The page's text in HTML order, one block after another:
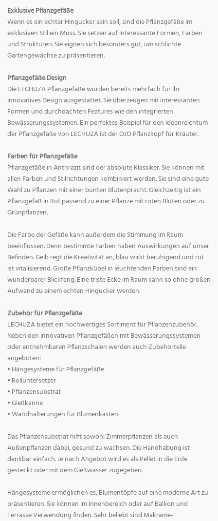
Exklusive Pflanzgefäße
Wenn es ein echter Hingucker sein soll, sind die Pflanzgefäße im
exklusiven Stil ein Muss. Sie setzen auf interessante Formen, Farben
und Strukturen. Sie eignen sich besonders gut, um schlichte
Gartengewächse zu präsentieren.
Pflanzgefäße Design
Die LECHUZA Pflanzgefäße wurden bereits mehrfach für ihr
innovatives Design ausgestattet. Sie überzeugen mit interessanten
Formen und durchdachten Features wie den integrierten
Bewässerungssystemen. Ein perfektes Beispiel für den Ideenreichtum
der Pflanzgefäße von LECHUZA ist der OJO Pflanzkopf für Kräuter.
Farben für Pflanzgefäße
Pflanzgefäße in Anthrazit sind der absolute Klassiker. Sie können mit
allen Farben und Stilrichtungen kombiniert werden. Sie sind eine gute
Wahl zu Pflanzen mit einer bunten Blütenpracht. Gleichzeitig ist ein
Pflanzgefäß in Rot passend zu einer Pflanze mit roten Blüten oder zu
Grünpflanzen.
Die Farbe der Gefäße kann außerdem die Stimmung im Raum
beeinflussen. Denn bestimmte Farben haben Auswirkungen auf unser
Befinden. Gelb regt die Kreativität an, blau wirkt beruhigend und rot
ist vitalisierend. Große Pflanzkübel in leuchtenden Farben sind ein
wunderbarer Blickfang. Eine triste Ecke im Raum kann so ohne großen
Aufwand zu einem echten Hingucker werden.
Zubehör für Pflanzgefäße
LECHUZA bietet ein hochwertiges Sortiment für Pflanzenzubehör.
Neben den innovativen Pflanzgefäßen mit Bewässerungssystemen
oder entnehmbaren Pflanzschalen werden auch Zubehörteile
angeboten:
• Hängesysteme für Pflanzgefäße
• Rolluntersetzer
• Pflanzensubstrat
• Gießkanne
• Wandhalterungen für Blumenkästen
Das Pflanzensubstrat hilft sowohl Zimmerpflanzen als auch
Außenpflanzen dabei, gesund zu wachsen. Die Handhabung ist
denkbar einfach. Je nach Angebot wird es als Pellet in die Erde
gesteckt oder mit dem Gießwasser zugegeben.
Hängesysteme ermöglichen es, Blumentöpfe auf eine moderne Art zu
präsentieren. Sie können im Innenbereich oder auf Balkon und
Terrasse Verwendung finden. Sehr beliebt sind Makrame-